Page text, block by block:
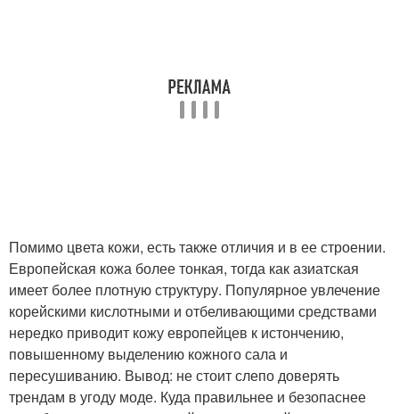
Помимо цвета кожи, есть также отличия и в ее строении.
Европейская кожа более тонкая, тогда как азиатская
имеет более плотную структуру. Популярное увлечение
корейскими кислотными и отбеливающими средствами
нередко приводит кожу европейцев к истончению,
повышенному выделению кожного сала и
пересушиванию. Вывод: не стоит слепо доверять
трендам в угоду моде. Куда правильнее и безопаснее